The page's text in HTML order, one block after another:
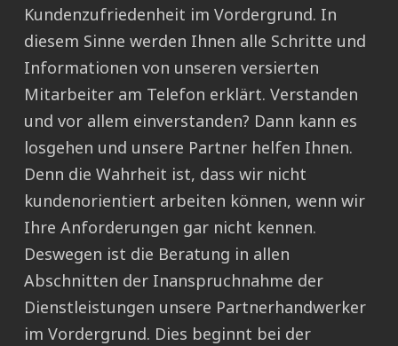
Kundenzufriedenheit im Vordergrund. In
diesem Sinne werden Ihnen alle Schritte und
Informationen von unseren versierten
Mitarbeiter am Telefon erklärt. Verstanden
und vor allem einverstanden? Dann kann es
losgehen und unsere Partner helfen Ihnen.
Denn die Wahrheit ist, dass wir nicht
kundenorientiert arbeiten können, wenn wir
Ihre Anforderungen gar nicht kennen.
Deswegen ist die Beratung in allen
Abschnitten der Inanspruchnahme der
Dienstleistungen unsere Partnerhandwerker
im Vordergrund. Dies beginnt bei der